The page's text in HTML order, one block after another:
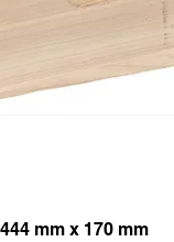
mm x 170 mm